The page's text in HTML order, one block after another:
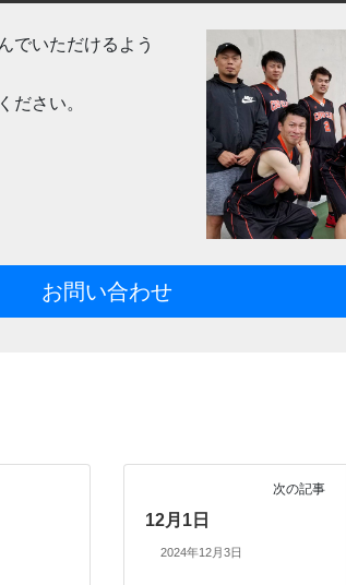
でいただけるよう
ださい。
お問い合わせ
次の記事
12月1日
2024年12月3日